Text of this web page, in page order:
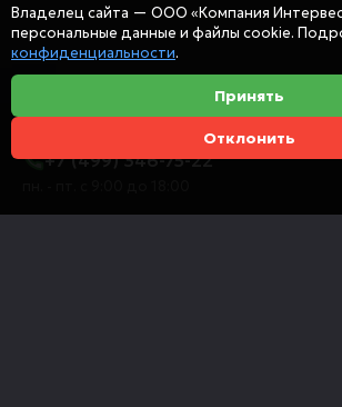
+7 (499) 346-75-22
Владелец сайта — ООО «Компания
персональные данные и файлы cookie.
конфиденциальности.
Принять
Отклонить